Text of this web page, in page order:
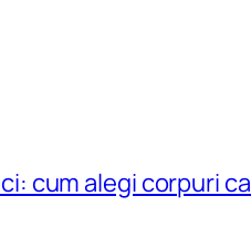
cum alegi corpuri